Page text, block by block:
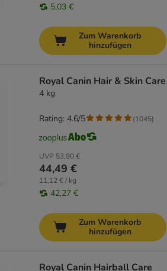
5,03 €
Zum Warenkorb
hinzufügen
Royal Canin Hair & Skin Care
4 kg
UVP 53,90 €
44,49 €
11,12 € / kg
42,27 €
Rating: 4.6/5 (1045)
Zum Warenkorb
hinzufügen
Royal Canin Hairball Care